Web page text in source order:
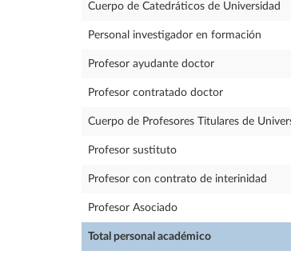
Total personal académico
Cuerpo de Catedráticos de Universidad
Personal investigador en formación
Profesor ayudante doctor
Profesor contratado doctor
Cuerpo de Profesores Titulares de
Profesor sustituto
Profesor con contrato de interinidad
Profesor Asociado